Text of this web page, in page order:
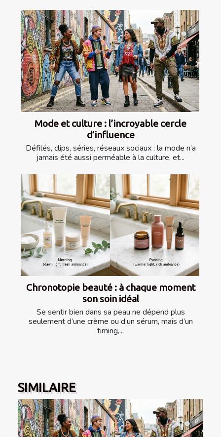
Mode et culture : l’incroyable cercle
d’influence
Défilés, clips, séries, réseaux sociaux : la mode n’a
jamais été aussi perméable à la culture, et...
Chronotopie beauté : à chaque moment
son soin idéal
Se sentir bien dans sa peau ne dépend plus
seulement d’une crème ou d’un sérum, mais d’un
timing,...
SIMILAIRE